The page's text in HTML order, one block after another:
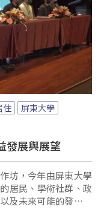
住
屏東大學
發展與展望
坊，今年由屏東大學
居民、學術社群、政
及未來可能的發展願
土地所有權。